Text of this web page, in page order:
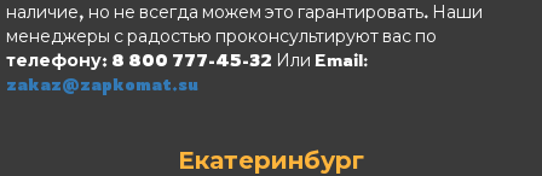
наличие, но не всегда можем это гарантировать. Наши
менеджеры с радостью проконсультируют вас по
телефону: 8 800 777-45-32 Или Email:
zakaz@zapkomat.su
Екатеринбург